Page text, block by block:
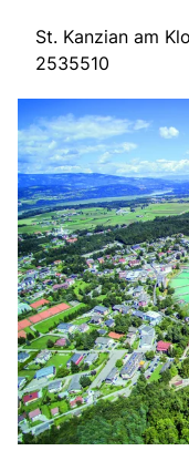
Busreisen
Bus mieten
Taxi
Reisebüro
Danube Service
Kontakt
Job
St. Kanzian am
2535510